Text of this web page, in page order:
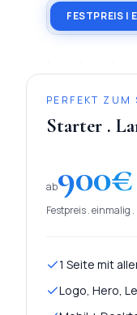
FESTPREIS |
PERFEKT ZUM
Starter .
ab900€
Festpreis . einmalig
1 Seite mit
Logo, Hero,